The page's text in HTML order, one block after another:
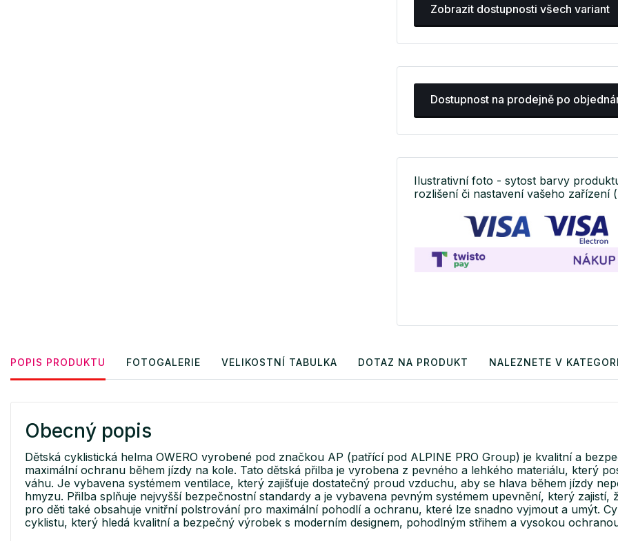
Zobrazit dostupnosti všech variant
Dostupnost na prodejně po
Ilustrativní foto - sytost barvy
rozlišení či nastavení vašeho zařízení
POPIS PRODUKTU FOTOGALERIE VELIKOSTNÍ TABULKA DOTAZ NA PRODUKT NALEZNETE V
Obecný popis
Dětská cyklistická helma OWERO vyrobené pod značkou AP (patřící pod ALPINE PRO Group) je kvalitní a
maximální ochranu během jízdy na kole. Tato dětská přilba je vyrobena z pevného a lehkého materiálu, který
váhu. Je vybavena systémem ventilace, který zajišťuje dostatečný proud vzduchu, aby se hlava během jízdy
hmyzu. Přilba splňuje nejvyšší bezpečnostní standardy a je vybavena pevným systémem upevnění, který
pro děti také obsahuje vnitřní polstrování pro maximální pohodlí a ochranu, které lze snadno vyjmout a umýt.
cyklistu, který hledá kvalitní a bezpečný výrobek s moderním designem, pohodlným střihem a vysokou